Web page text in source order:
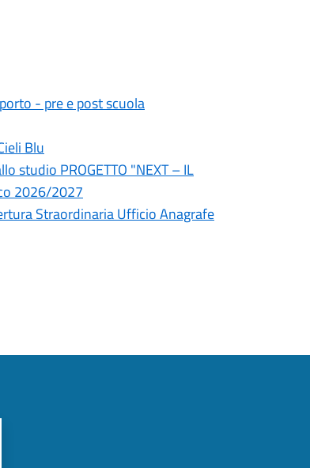
- pre e post scuola
Blu
studio PROGETTO "NEXT – IL
2026/2027
Straordinaria Ufficio Anagrafe